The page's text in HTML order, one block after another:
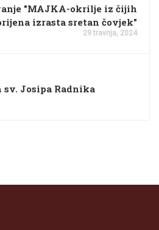
"MAJKA-okrilje iz čijih
izrasta sretan čovjek"
29 travnja, 2024
sv. Josipa Radnika